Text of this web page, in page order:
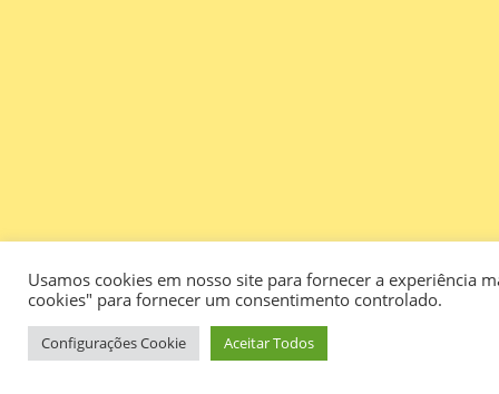
Usamos cookies em nosso site para fornecer a experiência
cookies" para fornecer um consentimento controlado.
Configurações Cookie Aceitar Todos